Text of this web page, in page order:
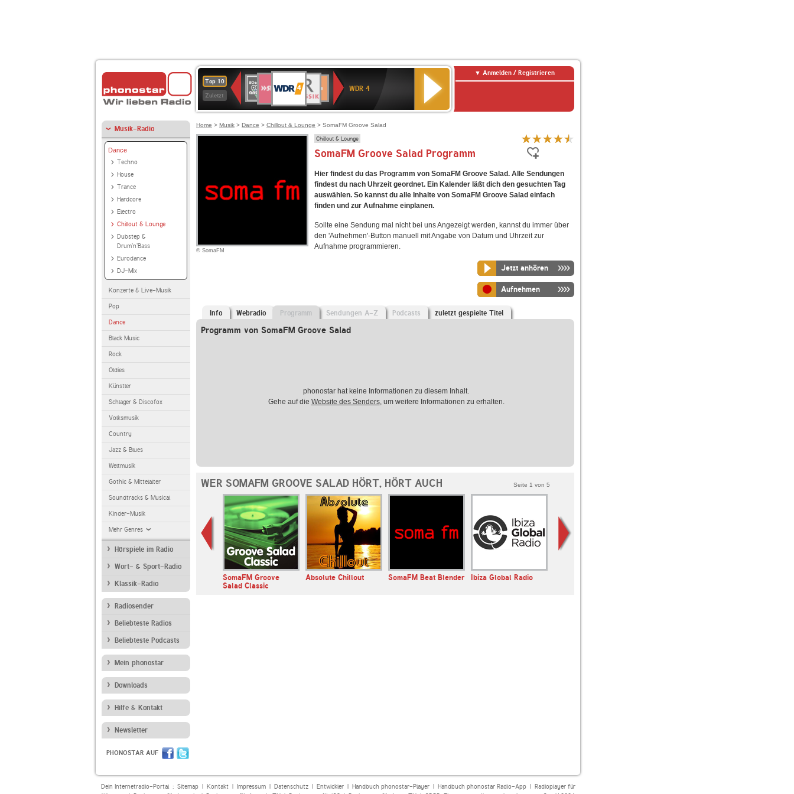
Top 10
Zuletzt
Deutschlandfunk
80er
90er
OLDIE
ANTENNE
4
KLASSIK
Deutschlandfunk
Kultur
Kultur
2
WDR 4
Anmelden / Registrieren
Musik-Radio
Dance
Techno
House
Trance
Hardcore
Electro
Chillout & Lounge
Dubstep &
Drum'n'Bass
Eurodance
DJ-Mix
Konzerte & Live-Musik
Pop
Dance
Black Music
Rock
Oldies
Künstler
Schlager & Discofox
Volksmusik
Country
Jazz & Blues
Weltmusik
Gothic & Mittelalter
Soundtracks & Musical
Kinder-Musik
Mehr Genres
Hörspiele im Radio
Wort- & Sport-Radio
Klassik-Radio
Radiosender
Beliebteste Radios
Beliebteste Podcasts
Mein phonostar
Downloads
Hilfe & Kontakt
Newsletter
PHONOSTAR AUF
Home > Musik > Dance > Chillout & Lounge > SomaFM Groove Salad
© SomaFM
Chillout & Lounge
SomaFM Groove Salad Programm
Hier findest du das Programm von SomaFM Groove Salad. Alle Sendungen
findest du nach Uhrzeit geordnet. Ein Kalender läßt dich den gesuchten Tag
auswählen. So kannst du alle Inhalte von SomaFM Groove Salad einfach
finden und zur Aufnahme einplanen.
Sollte eine Sendung mal nicht bei uns Angezeigt werden, kannst du immer über
den 'Aufnehmen'-Button manuell mit Angabe von Datum und Uhrzeit zur
Aufnahme programmieren.
Jetzt anhören
Aufnehmen
Info Webradio Programm Sendungen A-Z Podcasts zuletzt gespielte Titel
Programm von SomaFM Groove Salad
phonostar hat keine Informationen zu diesem Inhalt.
Gehe auf die Website des Senders, um weitere Informationen zu erhalten.
WER SOMAFM GROOVE SALAD HÖRT, HÖRT AUCH Seite 1 von 5
SomaFM Groove
Salad Classic
Absolute Chillout SomaFM Beat Blender Ibiza Global Radio
Dein Internetradio-Portal : Sitemap| Kontakt| Impressum| Datenschutz| Entwickler| Handbuch phonostar-Player| Handbuch phonostar Radio-App| Radioplayer für